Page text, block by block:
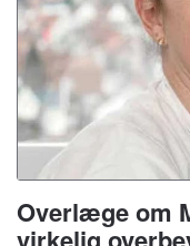
Overlæge om